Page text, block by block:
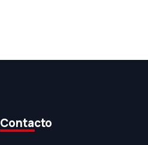
Contacto